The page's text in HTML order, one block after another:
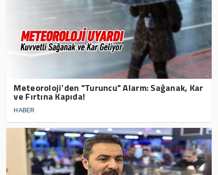
Meteoroloji’den "Turuncu" Alarm: Sağanak, Kar
ve Fırtına Kapıda!
HABER